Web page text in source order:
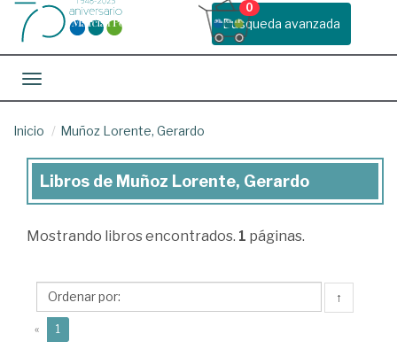
Busqueda avanzada
0
Toggle navigation
Inicio Muñoz Lorente, Gerardo
Libros
Muñoz
Gerardo
Libros de Muñoz Lorente, Gerardo
Mostrando libros encontrados. 1 páginas.
↑
« 1